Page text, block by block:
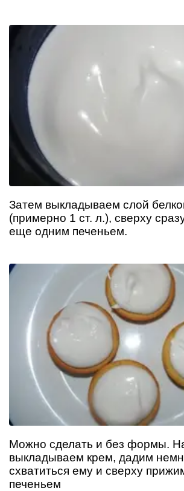
Затем выкладываем слой
(примерно 1 ст. л.), сверху
еще одним печеньем.
Можно сделать и без формы.
выкладываем крем, дадим
схватиться ему и сверху
печеньем